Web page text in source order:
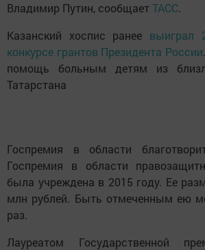
Владимир Путин, сообщаетТАСС.
Казанский хоспис ранее выиграл
конкурсе грантов Президента России
помощь больным детям из
Татарстана
Госпремия в области
Госпремия в области
была учреждена в 2015 году. Ее
млн рублей. Быть отмеченным ею
раз.
Лауреатом Государственной